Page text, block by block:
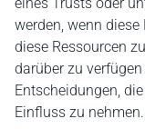
werden, wenn diese
diese Ressourcen
darüber zu
Entscheidungen,
Einfluss zu nehmen.